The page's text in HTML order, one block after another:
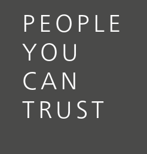
PEOPLE
YOU
CAN
TRUST